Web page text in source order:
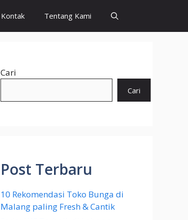
Kontak Tentang Kami
Cari
Cari
Post Terbaru
10 Rekomendasi Toko Bunga di
Malang paling Fresh & Cantik